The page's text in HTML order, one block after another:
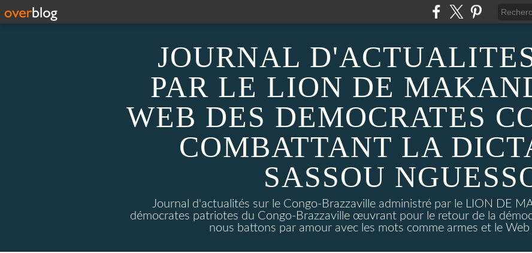
JOURNAL
PAR LE LION DE
WEB DES DEMOCRATES
COMBATTANT LA
SASSOU
Journal d'actualités sur le Congo-Brazzaville administré par le LION DE
démocrates patriotes du Congo-Brazzaville œuvrant pour le retour de la
nous battons par amour avec les mots comme armes et le